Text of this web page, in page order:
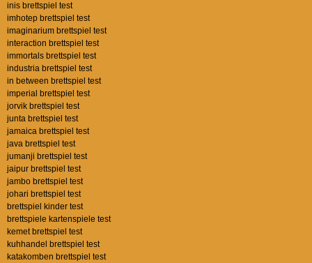
inis brettspiel test
imhotep brettspiel test
imaginarium brettspiel test
interaction brettspiel test
immortals brettspiel test
industria brettspiel test
in between brettspiel test
imperial brettspiel test
jorvik brettspiel test
junta brettspiel test
jamaica brettspiel test
java brettspiel test
jumanji brettspiel test
jaipur brettspiel test
jambo brettspiel test
johari brettspiel test
brettspiel kinder test
brettspiele kartenspiele test
kemet brettspiel test
kuhhandel brettspiel test
katakomben brettspiel test